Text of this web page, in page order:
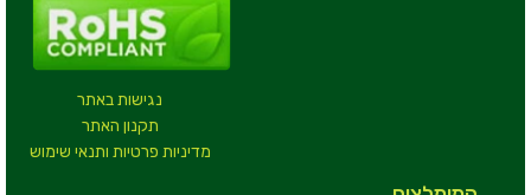
נגישות באתר
תקנון האתר
מדיניות פרטיות ותנאי שימוש